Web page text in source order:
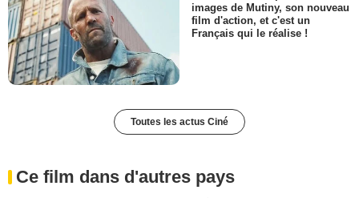
images de Mutiny, son nouveau
film d'action, et c'est un
Français qui le réalise !
Toutes les actus Ciné
Ce film dans d'autres pays